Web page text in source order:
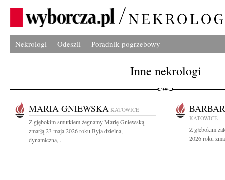
Nekrologi Odeszli Poradnik pogrzebowy
Inne nekrologi
MARIA GNIEWSKA KATOWICE
Z głębokim smutkiem żegnamy Marię Gniewską
zmarłą 23 maja 2026 roku Była dzielna,
dynamiczna,...
KATOWICE
Z głębokim
2026 roku